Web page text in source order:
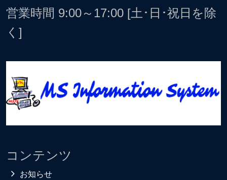
営業時間 9:00～17:00 [土･日･祝日を除
く]
コンテンツ
お知らせ